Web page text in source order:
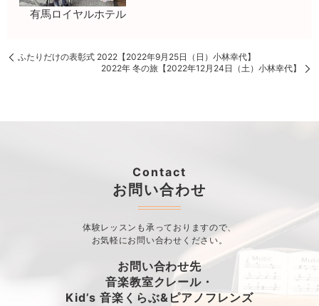
有馬ロイヤルホテル
ふたりだけの表彰式 2022【2022年9月25日（日）小林幸代】
2022年 冬の旅【2022年12月24日（土）小林幸代】
Contact
お問い合わせ
体験レッスンも承っておりますので、
お気軽にお問い合わせください。
お問い合わせ先
音楽教室クレール・
Kid’s 音楽くらぶ&ピアノフレンズ